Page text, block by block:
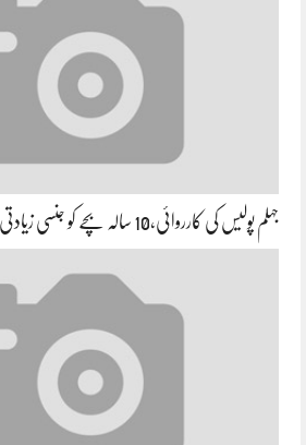
جہلم پولیس کی کارروائی،10 سالہ بچے کو جنسی زیادتی کا نشانہ بنانے والا ملزم…